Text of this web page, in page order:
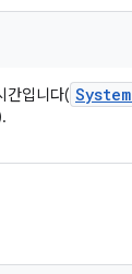
간입니다( System